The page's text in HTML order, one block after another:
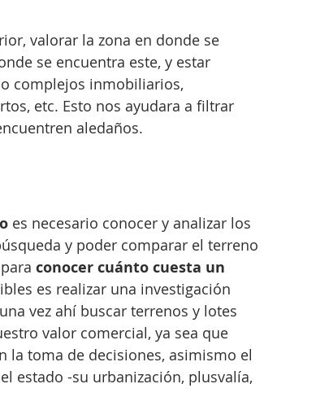
valorar la zona en donde se
se encuentra este, y estar
complejos inmobiliarios,
etc. Esto nos ayudara a filtrar
aledaños.
es necesario conocer y analizar los
y poder comparar el terreno
conocer cuánto cuesta un
es realizar una investigación
vez ahí buscar terrenos y lotes
valor comercial, ya sea que
la toma de decisiones, asimismo el
estado -su urbanización, plusvalía,